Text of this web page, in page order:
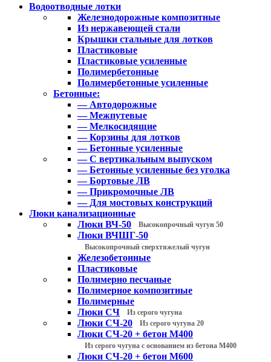
Водоотводные лотки
Железнодорожные композитные
Из нержавеющей стали
Крышки стальные для лотков
Пластиковые
Пластиковые усиленные
Полимербетонные
Полимербетонные усиленные
Бетонные:
— Автодорожные
— Межпутевые
— Мелкосидящие
— Корзины для лотков
— Бетонные усиленные
— С вертикальным выпуском
— Бетонные усиленные без уголка
— Бортовые ЛВ
— Прикромочные ЛВ
— Для мостовых конструкций
Люки канализационные
Люки ВЧ-50
Высокопрочный чугун 50
Люки ВЧШГ-50
Высокопрочный сверхтяжелый чугун
Железобетонные
Пластиковые
Полимерно песчаные
Полимерное композитные
Полимерные
Люки СЧ
Из серого чугуна
Люки СЧ-20 Из серого чугуна 20
Люки СЧ-20 + бетон М400
Из серого чугуна с основанием из бетона М400
Люки СЧ-20 + бетон М600